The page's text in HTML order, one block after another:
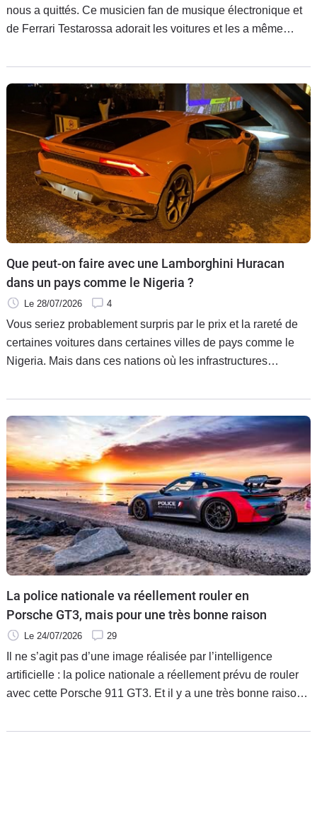
nous a quittés. Ce musicien fan de musique électronique et
de Ferrari Testarossa adorait les voitures et les a même
Que peut-on faire avec une Lamborghini Huracan
dans un pays comme le Nigeria ?
Le 28/07/2026 4
Vous seriez probablement surpris par le prix et la rareté de
certaines voitures dans certaines villes de pays comme le
Nigeria. Mais dans ces nations où les infrastructures
voiture de sport en voyage paraît théoriquement très difficile.
La police nationale va réellement rouler en
Porsche GT3, mais pour une très bonne raison
Le 24/07/2026 29
Il ne s’agit pas d’une image réalisée par l’intelligence
artificielle : la police nationale a réellement prévu de rouler
avec cette Porsche 911 GT3. Et il y a une très bonne raison